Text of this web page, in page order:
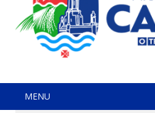
MENU